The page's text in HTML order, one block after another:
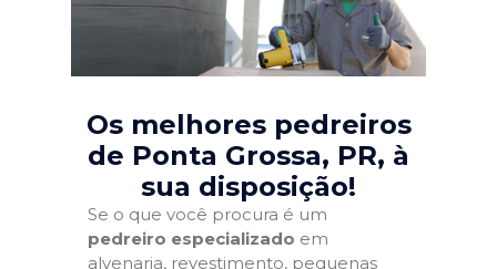
Os melhores pedreiros
de Ponta Grossa, PR, à
sua disposição!
Se o que você procura é um
pedreiro especializado em
alvenaria, revestimento, pequenas